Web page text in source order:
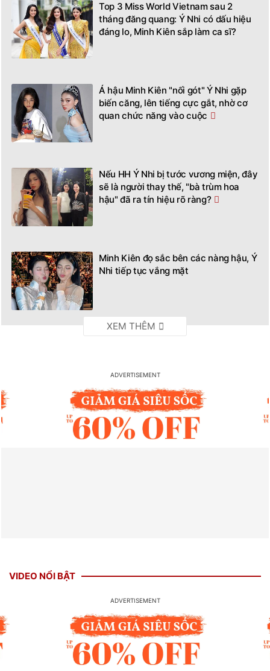
Top 3 Miss World Vietnam sau 2
tháng đăng quang: Ý Nhi có dấu hiệu
đáng lo, Minh Kiên sắp làm ca sĩ?
Á hậu Minh Kiên "nối gót" Ý Nhi gặp
biến căng, lên tiếng cực gắt, nhờ cơ
quan chức năng vào cuộc
Nếu HH Ý Nhi bị tước vương miện, đây
sẽ là người thay thế, "bà trùm hoa
hậu" đã ra tín hiệu rõ ràng?
Minh Kiên đọ sắc bên các nàng hậu, Ý
Nhi tiếp tục vắng mặt
VIDEO NỔI BẬT